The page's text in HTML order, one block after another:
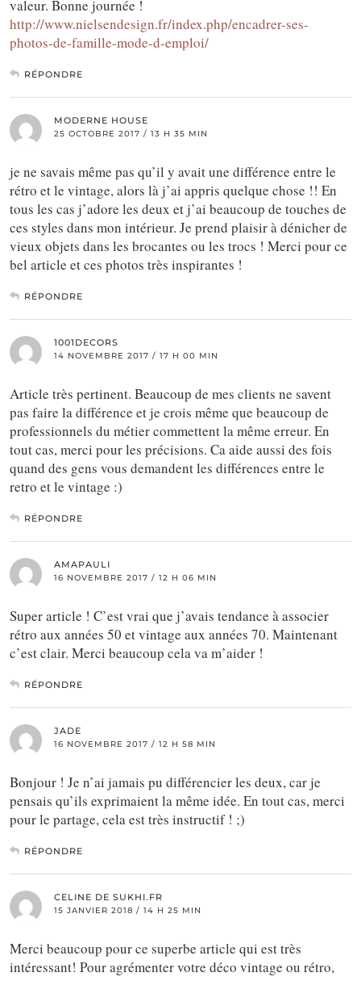
valeur. Bonne journée !
http://www.nielsendesign.fr/index.php/encadrer-ses-
photos-de-famille-mode-d-emploi/
RÉPONDRE
MODERNE HOUSE
25 OCTOBRE 2017 / 13 H 35 MIN
je ne savais même pas qu’il y avait une différence entre le
rétro et le vintage, alors là j’ai appris quelque chose !! En
tous les cas j’adore les deux et j’ai beaucoup de touches de
ces styles dans mon intérieur. Je prend plaisir à dénicher de
vieux objets dans les brocantes ou les trocs ! Merci pour ce
bel article et ces photos très inspirantes !
RÉPONDRE
1001DECORS
14 NOVEMBRE 2017 / 17 H 00 MIN
Article très pertinent. Beaucoup de mes clients ne savent
pas faire la différence et je crois même que beaucoup de
professionnels du métier commettent la même erreur. En
tout cas, merci pour les précisions. Ca aide aussi des fois
quand des gens vous demandent les différences entre le
retro et le vintage :)
RÉPONDRE
AMAPAULI
16 NOVEMBRE 2017 / 12 H 06 MIN
Super article ! C’est vrai que j’avais tendance à associer
rétro aux années 50 et vintage aux années 70. Maintenant
c’est clair. Merci beaucoup cela va m’aider !
RÉPONDRE
JADE
16 NOVEMBRE 2017 / 12 H 58 MIN
Bonjour ! Je n’ai jamais pu différencier les deux, car je
pensais qu’ils exprimaient la même idée. En tout cas, merci
pour le partage, cela est très instructif ! ;)
RÉPONDRE
CELINE DE SUKHI.FR
15 JANVIER 2018 / 14 H 25 MIN
Merci beaucoup pour ce superbe article qui est très
intéressant! Pour agrémenter votre déco vintage ou rétro,